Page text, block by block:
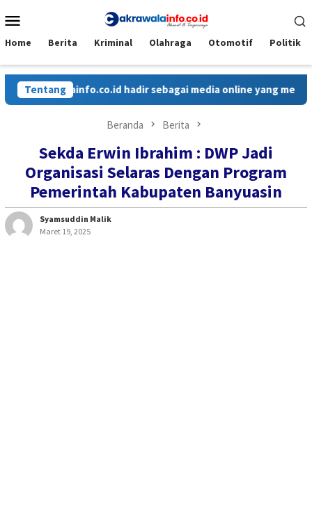
ke
Mobile
Home Berita Kriminal Olahraga Otomotif Politik
Tentanghadir sebagai media online yang menyajikan berita
Beranda Berita
Sekda Erwin Ibrahim : DWP Jadi
Organisasi Selaras Dengan Program
Pemerintah Kabupaten Banyuasin
Syamsuddin Malik
Maret 19, 2025